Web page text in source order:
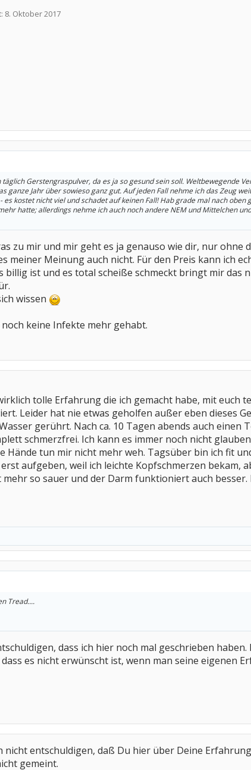
8. Oktober 2017
Gerstengraspulver, da es ja so gesund sein soll. Weltbewegende
ganze Jahr über sowieso ganz gut. Auf jeden Fall nehme ich das Zeug
kostet nicht viel und schadet auf keinen Fall! Hab grade mal nach oben
hatte; allerdings nehme ich auch noch andere NEM und Mittelchen
zu mir und mir geht es ja genauso wie dir, nur ohne
meiner Meinung auch nicht. Für den Preis kann ich
billig ist und es total scheiße schmeckt bringt mir das
wissen
keine Infekte mehr gehabt.
tolle Erfahrung die ich gemacht habe, mit euch
Leider hat nie etwas geholfen außer eben dieses
gerührt. Nach ca. 10 Tagen abends auch einen
schmerzfrei. Ich kann es immer noch nicht
Hände tun mir nicht mehr weh. Tagsüber bin ich fit
aufgeben, weil ich leichte Kopfschmerzen bekam,
so sauer und der Darm funktioniert auch
Tread....
dass ich hier noch mal geschrieben
es nicht erwünscht ist, wenn man seine eigenen
nicht entschuldigen, daß Du hier über Deine
gemeint.